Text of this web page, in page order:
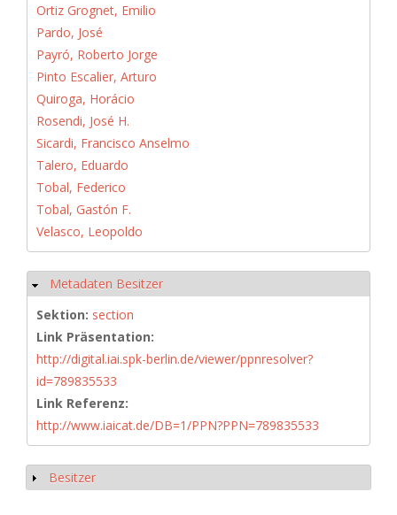
Ortiz Grognet, Emilio
Pardo, José
Payró, Roberto Jorge
Pinto Escalier, Arturo
Quiroga, Horácio
Rosendi, José H.
Sicardi, Francisco Anselmo
Talero, Eduardo
Tobal, Federico
Tobal, Gastón F.
Velasco, Leopoldo
Hide
Metadaten Besitzer
Sektion: section
Link Präsentation:
http://digital.iai.spk-berlin.de/viewer/ppnresolver?
id=789835533
Link Referenz:
http://www.iaicat.de/DB=1/PPN?PPN=789835533
Show
Besitzer